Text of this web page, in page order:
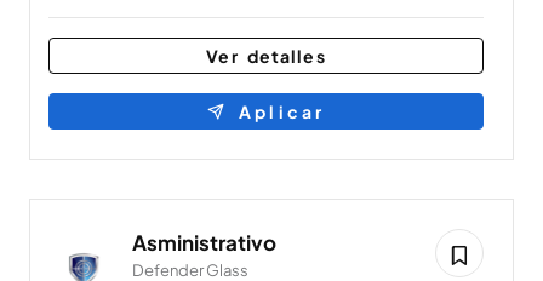
Ver detalles
Aplicar
Asministrativo
Defender Glass